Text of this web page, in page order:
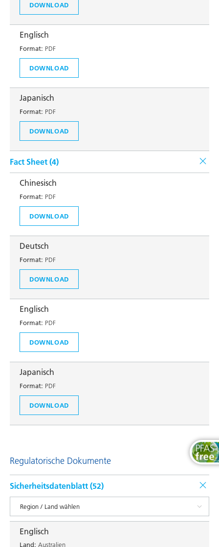
DOWNLOAD
Englisch
Format: PDF
DOWNLOAD
Japanisch
Format: PDF
DOWNLOAD
Fact Sheet (4)
Chinesisch
Format: PDF
DOWNLOAD
Deutsch
Format: PDF
DOWNLOAD
Englisch
Format: PDF
DOWNLOAD
Japanisch
Format: PDF
DOWNLOAD
Regulatorische Dokumente
Sicherheitsdatenblatt (52)
Englisch
Land: Australien